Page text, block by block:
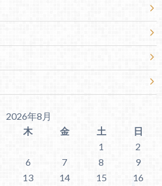
2026年8月
木 金 土
日
1
2
6 7 8
9
13 14 15
16